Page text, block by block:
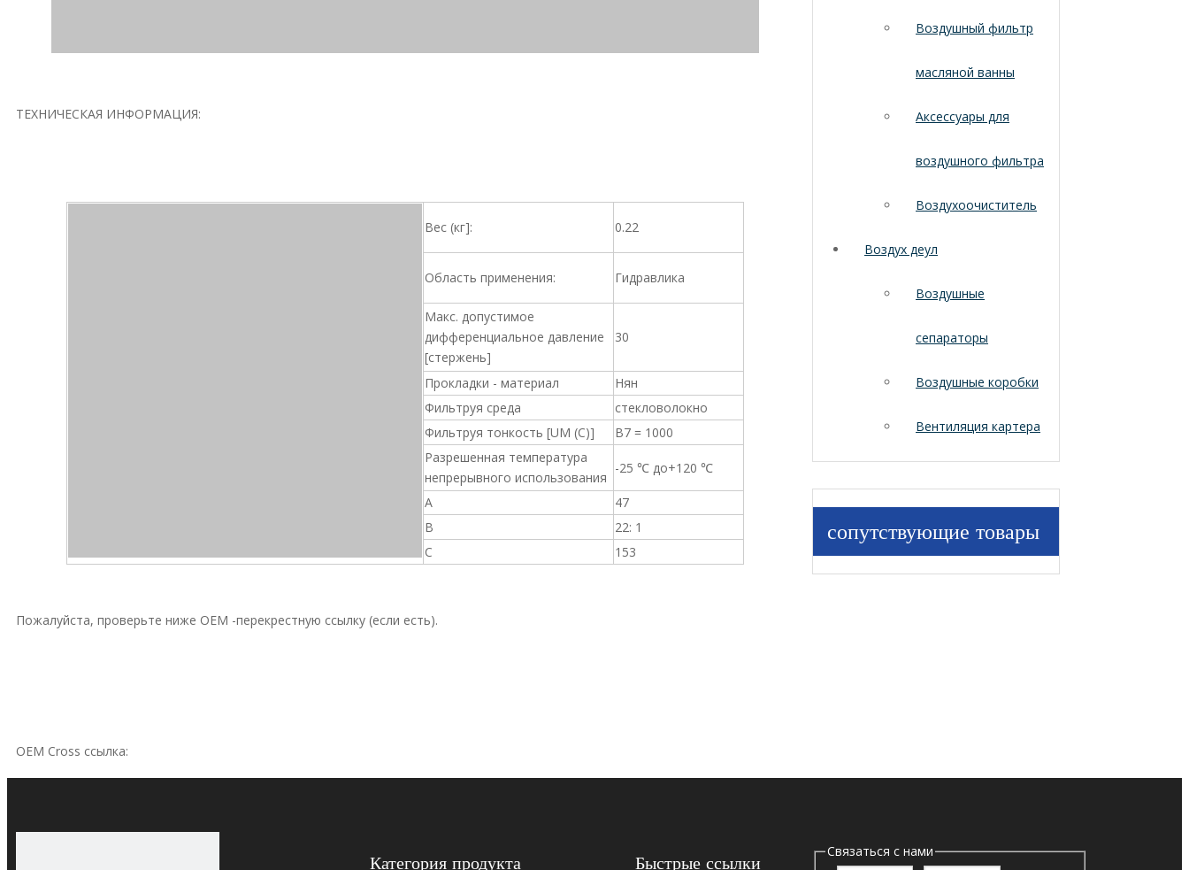
ТЕХНИЧЕСКАЯ ИНФОРМАЦИЯ:
Вес (кг]: 0.22
Область применения: Гидравлика
Макс. допустимое
дифференциальное давление
[стержень]
30
Прокладки - материал
Нян
Фильтруя среда
стекловолокно
Фильтруя тонкость [UM (C)]
B7 = 1000
Разрешенная температура
непрерывного использования
-25 ℃ до+120 ℃
A
47
B
22: 1
C
153
Пожалуйста, проверьте ниже OEM -перекрестную ссылку (если есть).
OEM Cross ссылка:
Воздушный фильтр
масляной ванны
Аксессуары для
воздушного фильтра
Воздухоочиститель
Воздух деул
Воздушные
сепараторы
Воздушные коробки
Вентиляция картера
сопутствующие товары
Категория продукта Быстрые ссылки
Связаться с нами